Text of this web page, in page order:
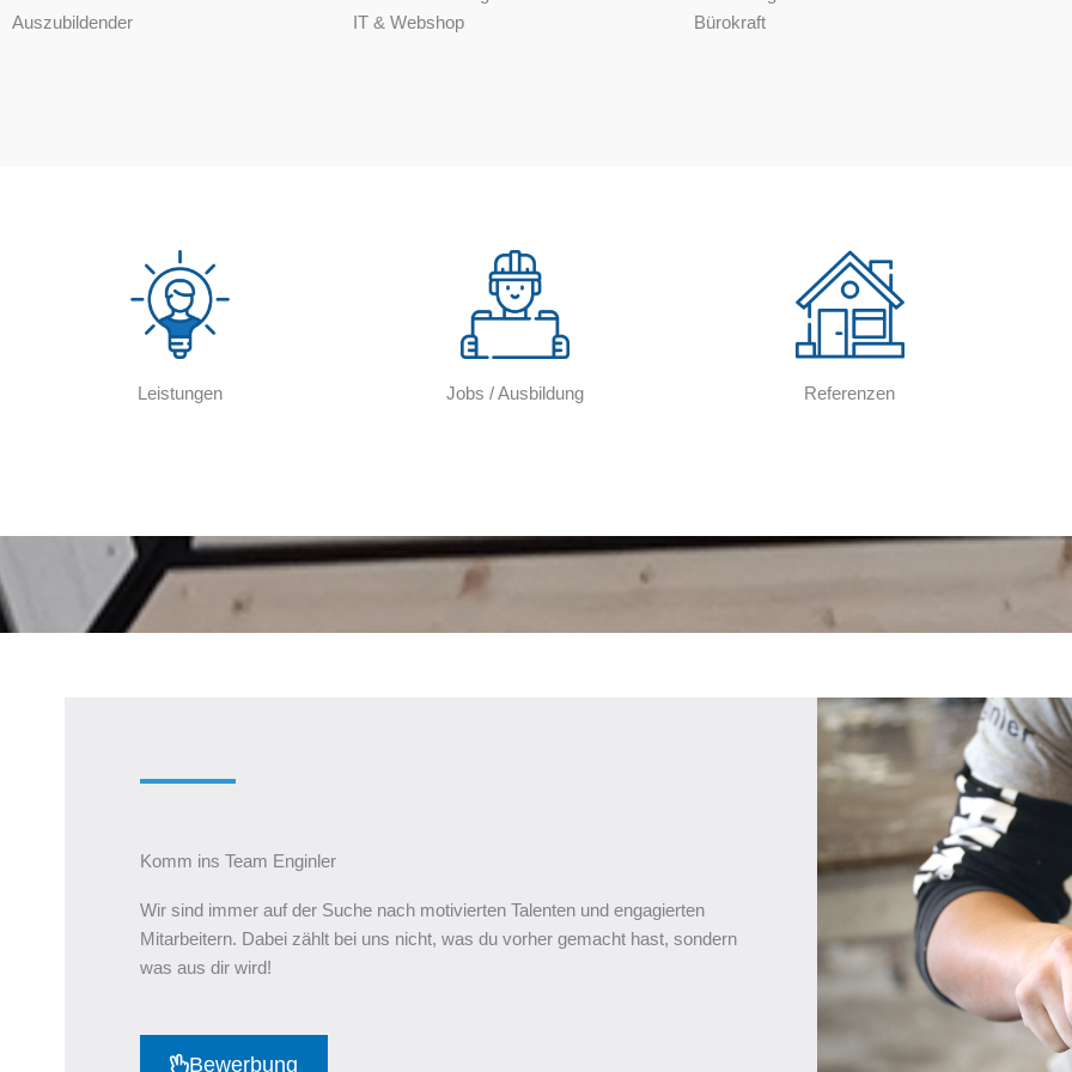
Auszubildender
IT & Webshop
Bürokraft
Leistungen Jobs / Ausbildung Referenzen
Komm ins Team Enginler
Wir sind immer auf der Suche nach motivierten Talenten und engagierten
Mitarbeitern. Dabei zählt bei uns nicht, was du vorher gemacht hast, sondern
was aus dir wird!
Bewerbung